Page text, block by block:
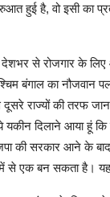
हुई है, वो इसी का
देशभर से रोजगार के
बंगाल का नौजवान
राज्यों की तरफ
दिलाने आया हूं कि
की सरकार आने के बाद
में से एक बन सकता है। यह